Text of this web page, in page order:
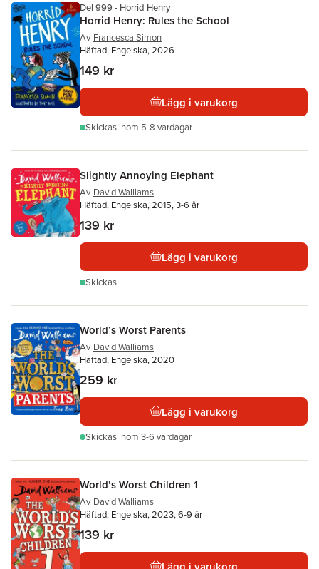
Del 999 - Horrid Henry
Horrid Henry: Rules the School
Av Francesca Simon
Häftad, Engelska, 2026
149 kr
Lägg i varukorg
Skickas inom 5-8 vardagar
Slightly Annoying Elephant
Av David Walliams
Häftad, Engelska, 2015, 3-6 år
139 kr
Lägg i varukorg
Skickas
World’s Worst Parents
Av David Walliams
Häftad, Engelska, 2020
259 kr
Lägg i varukorg
Skickas inom 3-6 vardagar
World’s Worst Children 1
Av David Walliams
Häftad, Engelska, 2023, 6-9 år
139 kr